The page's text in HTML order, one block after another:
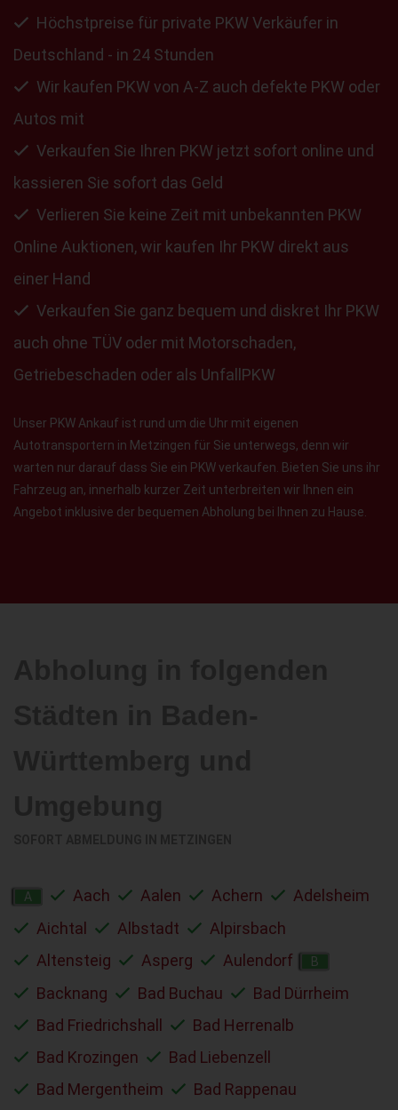
Höchstpreise für private PKW Verkäufer in
Deutschland - in 24 Stunden
Wir kaufen PKW von A-Z auch defekte PKW oder
Autos mit
Verkaufen Sie Ihren PKW jetzt sofort online und
kassieren Sie sofort das Geld
Verlieren Sie keine Zeit mit unbekannten PKW
Online Auktionen, wir kaufen Ihr PKW direkt aus
einer Hand
Verkaufen Sie ganz bequem und diskret Ihr PKW
auch ohne TÜV oder mit Motorschaden,
Getriebeschaden oder als UnfallPKW
Unser PKW Ankauf ist rund um die Uhr mit eigenen
Autotransportern in Metzingen für Sie unterwegs, denn wir
warten nur darauf dass Sie ein PKW verkaufen. Bieten Sie uns ihr
Fahrzeug an, innerhalb kurzer Zeit unterbreiten wir Ihnen ein
Angebot inklusive der bequemen Abholung bei Ihnen zu Hause.
A Aach Aalen Achern
Adelsheim
Aichtal
Albstadt
Alpirsbach
Altensteig
Asperg Aulendorf B
Backnang Bad Buchau
Bad Dürrheim
Bad Friedrichshall
Bad Herrenalb
Bad Krozingen
Bad Liebenzell
Bad Mergentheim
Bad Rappenau